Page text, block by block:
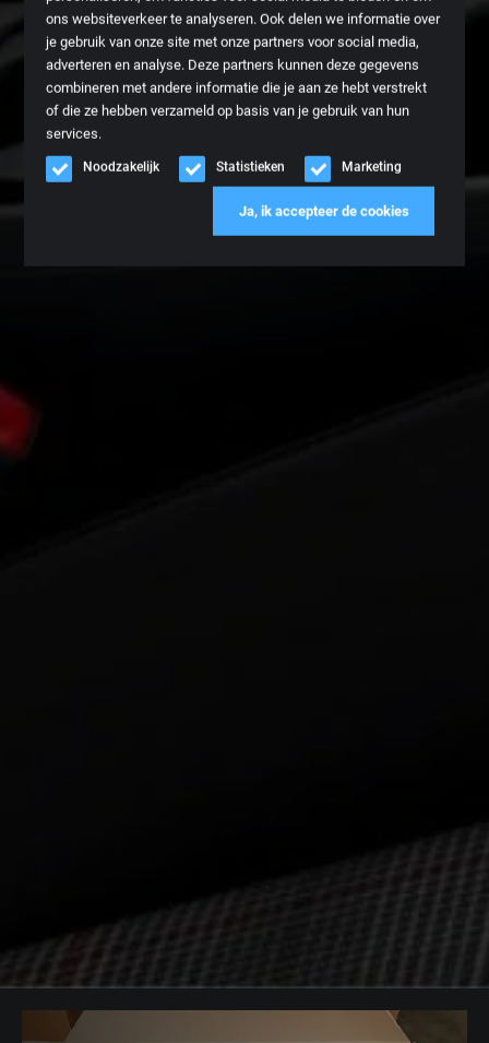
ons websiteverkeer te analyseren. Ook delen we informatie over
je gebruik van onze site met onze partners voor social media,
adverteren en analyse. Deze partners kunnen deze gegevens
combineren met andere informatie die je aan ze hebt verstrekt
of die ze hebben verzameld op basis van je gebruik van hun
services.
Noodzakelijk Statistieken Marketing
Ja, ik accepteer de cookies